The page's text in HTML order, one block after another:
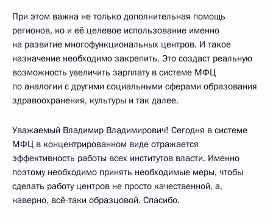
При этом важна не только дополнительная помощь
регионов, но и её целевое использование именно
на развитие многофункциональных центров. И такое
назначение необходимо закрепить. Это создаст реальную
возможность увеличить зарплату в системе МФЦ
по аналогии с другими социальными сферами образования
здравоохранения, культуры и так далее.
Уважаемый Владимир Владимирович! Сегодня в системе
МФЦ в концентрированном виде отражается
эффективность работы всех институтов власти. Именно
поэтому необходимо принять необходимые меры, чтобы
сделать работу центров не просто качественной, а,
наверно, всё-таки образцовой. Спасибо.